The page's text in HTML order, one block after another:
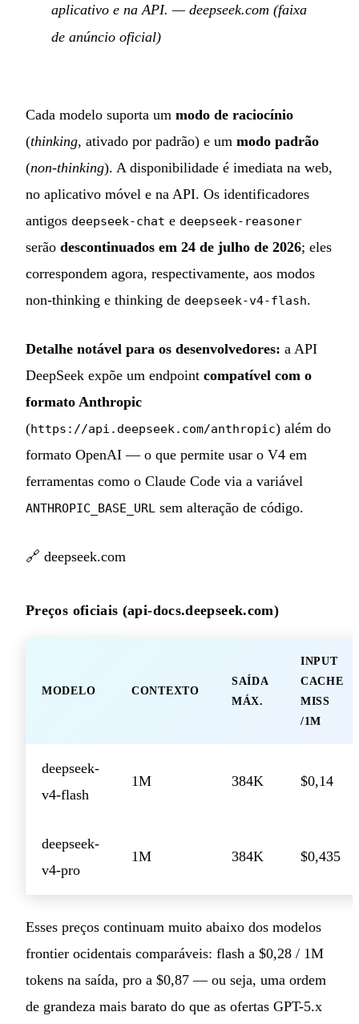
aplicativo e na API. — deepseek.com (faixa
de anúncio oficial)
Cada modelo suporta um modo de raciocínio
(thinking, ativado por padrão) e um modo padrão
(non-thinking). A disponibilidade é imediata na web,
no aplicativo móvel e na API. Os identificadores
antigos deepseek-chat e deepseek-reasoner
serão descontinuados em 24 de julho de 2026; eles
correspondem agora, respectivamente, aos modos
non-thinking e thinking de deepseek-v4-flash.
Detalhe notável para os desenvolvedores: a API
DeepSeek expõe um endpoint compatível com o
formato Anthropic
(https://api.deepseek.com/anthropic) além do
formato OpenAI — o que permite usar o V4 em
ferramentas como o Claude Code via a variável
ANTHROPIC_BASE_URL sem alteração de código.
🔗 deepseek.com
Preços oficiais (api-docs.deepseek.com)
MODELO CONTEXTO
SAÍDA
MÁX.
INPUT
CACHE
MISS
/1M
deepseek-
v4-flash
1M 384K $0,14
deepseek-
v4-pro
1M 384K $0,435
Esses preços continuam muito abaixo dos modelos
frontier ocidentais comparáveis: flash a $0,28 / 1M
tokens na saída, pro a $0,87 — ou seja, uma ordem
de grandeza mais barato do que as ofertas GPT-5.x